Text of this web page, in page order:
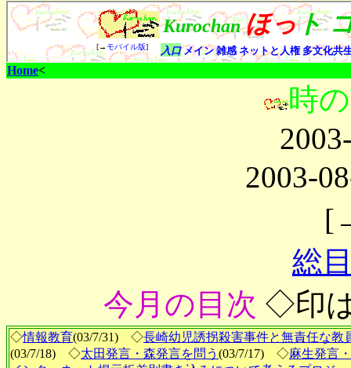
Home<
時
2003-
総
今月の目次 ◇印
◇情報教育(03/7/31) ◇長崎幼児誘拐殺害事件と無責任な教
(03/7/18) ◇太田発言・森発言を問う (03/7/17) ◇麻生発言